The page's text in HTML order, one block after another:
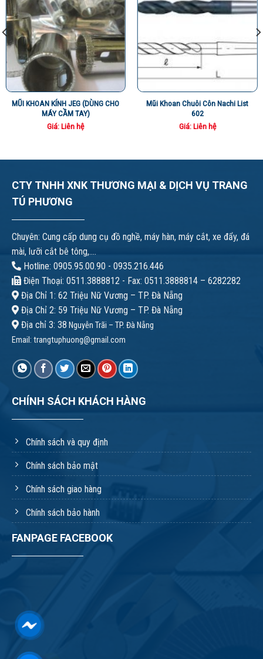
MŨI KHOAN KÍNH JEG (DÙNG CHO
MÁY CẦM TAY)
Giá: Liên hệ
Mũi Khoan Chuôi Côn Nachi List
602
Giá: Liên hệ
CTY TNHH XNK THƯƠNG MẠI & DỊCH VỤ TRANG
TÚ PHƯƠNG
Chuyên: Cung cấp dung cụ đồ nghề, máy hàn, máy cắt, xe đẩy, đá
mài, lưỡi cắt bê tông,....
Hotline: 0905.95.00.90 - 0935.216.446
Điện Thoại: 0511.3888812 - Fax: 0511.3888814 – 6282282
Địa Chỉ 1: 62 Triệu Nữ Vương – TP. Đà Nẵng
Địa Chỉ 2: 59 Triệu Nữ Vương – TP. Đà Nẵng
Địa chỉ 3: 38 Nguyễn Trãi – TP. Đà Nẵng
Email: trangtuphuong@gmail.com
CHÍNH SÁCH KHÁCH HÀNG
Chính sách và quy định
Chính sách bảo mật
Chính sách giao hàng
Chính sách bảo hành
FANPAGE FACEBOOK